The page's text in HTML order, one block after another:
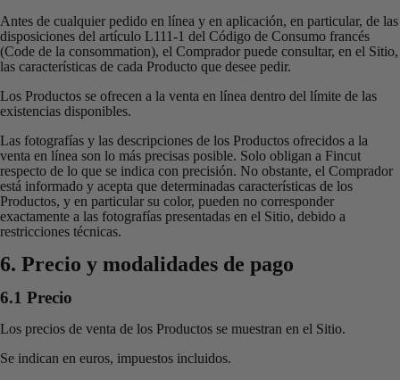
Antes de cualquier pedido en línea y en aplicación, en particular, de las
disposiciones del artículo L111-1 del Código de Consumo francés
(Code de la consommation), el Comprador puede consultar, en el Sitio,
las características de cada Producto que desee pedir.
Los Productos se ofrecen a la venta en línea dentro del límite de las
existencias disponibles.
Las fotografías y las descripciones de los Productos ofrecidos a la
venta en línea son lo más precisas posible. Solo obligan a Fincut
respecto de lo que se indica con precisión. No obstante, el Comprador
está informado y acepta que determinadas características de los
Productos, y en particular su color, pueden no corresponder
exactamente a las fotografías presentadas en el Sitio, debido a
restricciones técnicas.
6. Precio y modalidades de pago
6.1 Precio
Los precios de venta de los Productos se muestran en el Sitio.
Se indican en euros, impuestos incluidos.